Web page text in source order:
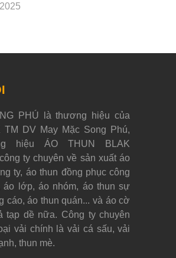
PHÚ là thương hiệu của
DV May Mặc Song Phú,
hiệu ÁO THUN BLAK
ty chuyên về sản xuất áo
ty, áo thun đồng phục công
áo lớp, áo nhóm, áo thun sự
cáo, áo thun quán... và áo cờ
tạp dề nữa. Công ty chuyên
vải chính là vải cá sấu, vải
thun mè.